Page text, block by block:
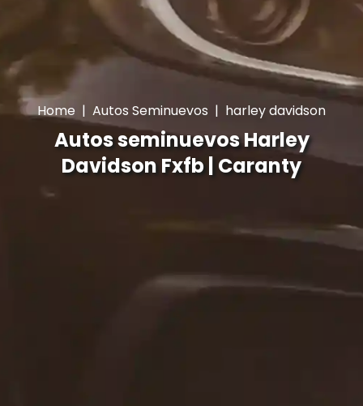
Home | Autos Seminuevos | harley davidson
Autos seminuevos Harley
Davidson Fxfb | Caranty